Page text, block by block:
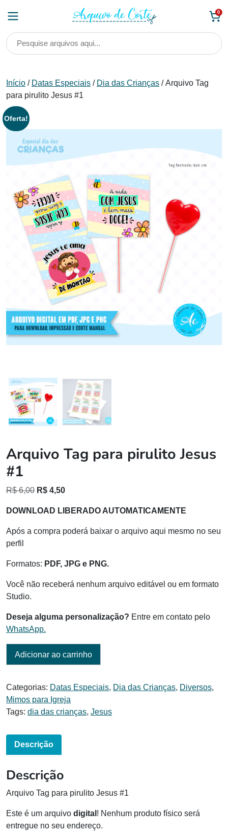
0
Início / Datas Especiais / Dia das Crianças / Arquivo Tag
para pirulito Jesus #1
Oferta!
Arquivo Tag para pirulito Jesus
#1
R$6,00 O
original
R$ 4,50O
atual
DOWNLOAD LIBERADO AUTOMATICAMENTE
Após a compra poderá baixar o arquivo aqui mesmo no seu
perfil
Formatos: PDF, JPG e PNG.
Você não receberá nenhum arquivo editável ou em formato
Studio.
Deseja alguma personalização? Entre em contato pelo
WhatsApp.
Adicionar ao carrinho
Categorias: Datas Especiais, Dia das Crianças, Diversos,
Mimos para Igreja
Tags: dia das crianças, Jesus
Descrição
Descrição
Arquivo Tag para pirulito Jesus #1
Este é um arquivo digital ! Nenhum produto físico será
entregue no seu endereço.